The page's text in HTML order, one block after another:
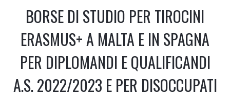
BORSE DI STUDIO PER TIROCINI
ERASMUS+ A MALTA E IN SPAGNA
PER DIPLOMANDI E QUALIFICANDI
A.S. 2022/2023 E PER DISOCCUPATI